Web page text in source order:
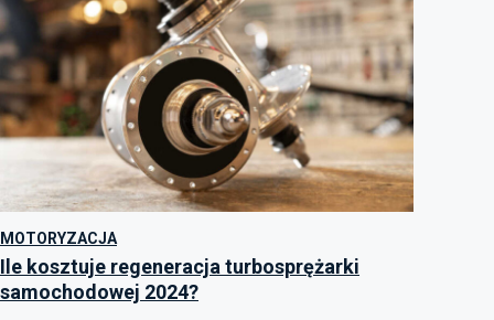
MOTORYZACJA
Ile kosztuje regeneracja turbosprężarki
samochodowej 2024?